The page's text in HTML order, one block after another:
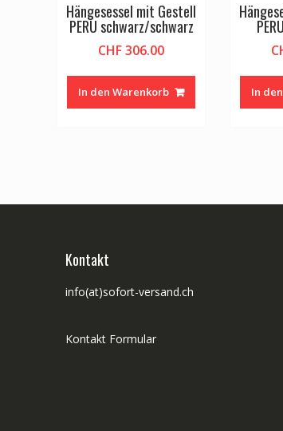
Hängesessel mit Gestell
PERU schwarz/schwarz
CHF306.00
In den Warenkorb In
Kontakt
info(at)sofort-versand.ch
Kontakt Formular